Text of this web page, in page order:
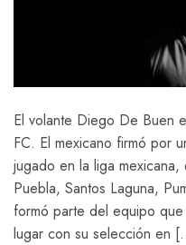
El volante Diego De Buen
FC. El mexicano firmó por
jugado en la liga
Puebla, Santos Laguna,
formó parte del equipo
lugar con su selección en